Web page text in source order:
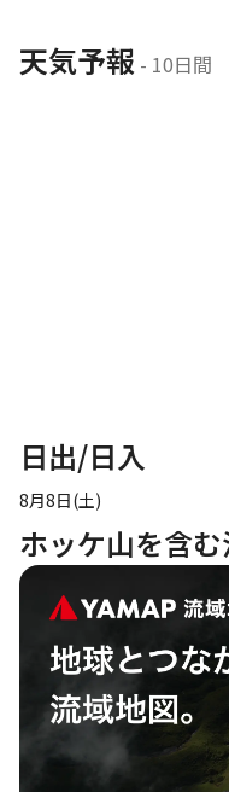
天気予報 - 10日間
日出/日入
8月8日(土)
ホッケ山を含